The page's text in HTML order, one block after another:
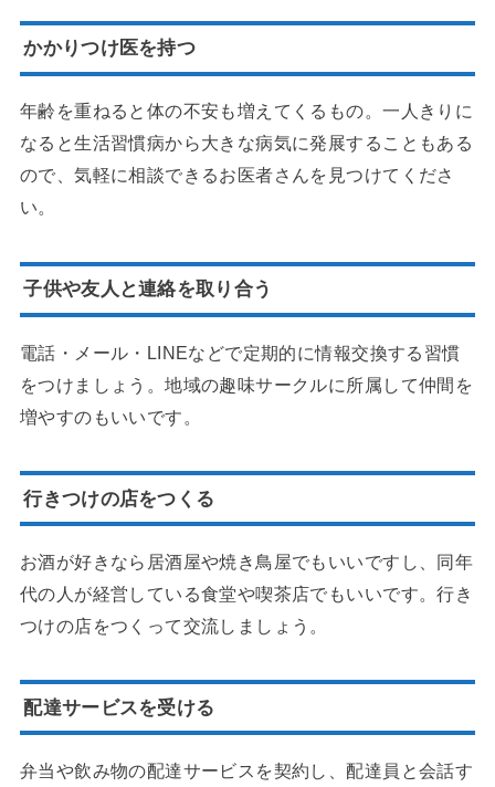
かかりつけ医を持つ
年齢を重ねると体の不安も増えてくるもの。一人きりに
なると生活習慣病から大きな病気に発展することもある
ので、気軽に相談できるお医者さんを見つけてくださ
い。
子供や友人と連絡を取り合う
電話・メール・LINEなどで定期的に情報交換する習慣
をつけましょう。地域の趣味サークルに所属して仲間を
増やすのもいいです。
行きつけの店をつくる
お酒が好きなら居酒屋や焼き鳥屋でもいいですし、同年
代の人が経営している食堂や喫茶店でもいいです。行き
つけの店をつくって交流しましょう。
配達サービスを受ける
弁当や飲み物の配達サービスを契約し、配達員と会話す